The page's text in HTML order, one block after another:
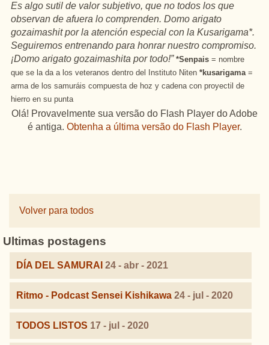
Es algo sutil de valor subjetivo, que no todos los que
observan de afuera lo comprenden. Domo arigato
gozaimashit por la atención especial con la Kusarigama*.
Seguiremos entrenando para honrar nuestro compromiso.
¡Domo arigato gozaimashita por todo!” *Senpais = nombre
que se la da a los veteranos dentro del Instituto Niten *kusarigama=
arma de los samuráis compuesta de hoz y cadena con proyectil de
hierro en su punta
Olá! Provavelmente sua versão do Flash Player do Adobe
é antiga. Obtenha a última versão do Flash Player.
Volver para todos
Ultimas postagens
DÍA DEL SAMURAI 24 - abr - 2021
Ritmo - Podcast Sensei Kishikawa 24 - jul - 2020
TODOS LISTOS 17 - jul - 2020